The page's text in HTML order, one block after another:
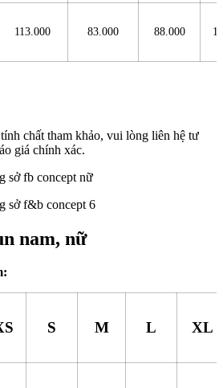
113.000 83.000 88.000
chất tham khảo, vui lòng liên hệ tư
giá chính xác.
nam, nữ
S M L XL